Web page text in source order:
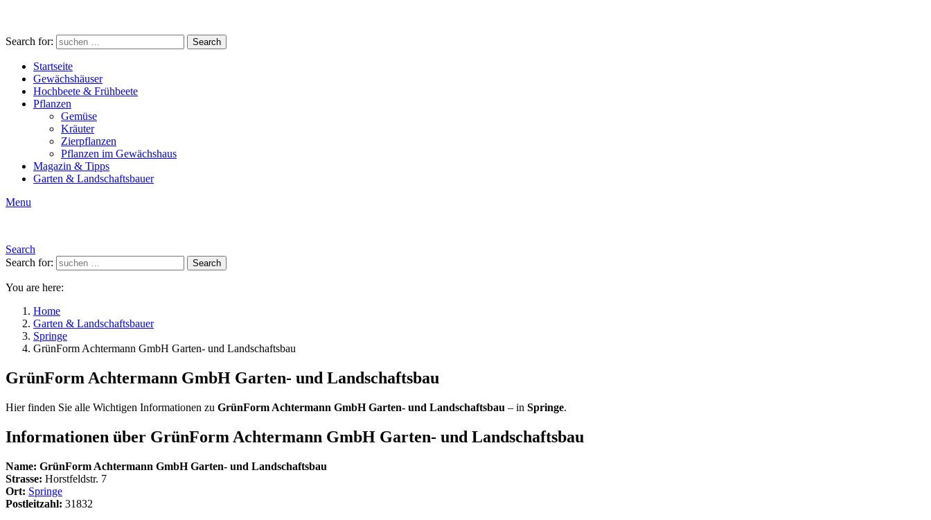
Search for: Search
Startseite
Gewächshäuser
Hochbeete & Frühbeete
Pflanzen
Gemüse
Kräuter
Zierpflanzen
Pflanzen im Gewächshaus
Magazin & Tipps
Garten & Landschaftsbauer
Menu
Search
Search for:
Search
You are here:
Home
Garten & Landschaftsbauer
Springe
GrünForm Achtermann GmbH Garten- und Landschaftsbau
GrünForm Achtermann GmbH Garten- und Landschaftsbau
Hier finden Sie alle Wichtigen Informationen zu GrünForm Achtermann GmbH Garten- und Landschaftsbau – in Springe.
Informationen über GrünForm Achtermann GmbH Garten- und Landschaftsbau
Name: GrünForm Achtermann GmbH Garten- und Landschaftsbau
Strasse: Horstfeldstr. 7
Ort: Springe
Postleitzahl: 31832